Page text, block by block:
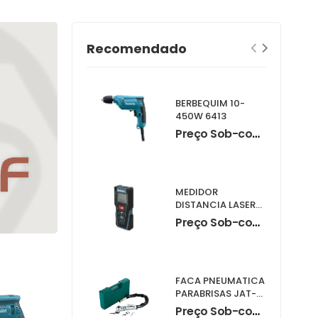
Recomendado
BERBEQUIM 10-
450W 6413
Preço Sob-consulta
MEDIDOR
DISTANCIA LASER
LD030P
Preço Sob-consulta
FACA PNEUMATICA
PARABRISAS JAT-
6441K
Preço Sob-consulta